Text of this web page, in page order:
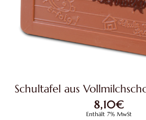
Schultafel aus
8,10€
Enthält 7% MwSt